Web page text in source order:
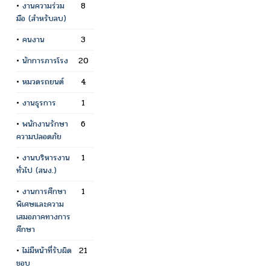
• งานความร่วม
มือ (สำหรับลบ)
8
• คนงาน
3
• นักการภารโรง
20
• หมวดรถยนต์
4
• งานธุรการ
1
• พนักงานรักษา
ความปลอดภัย
6
• งานบริหารงาน
ทั่วไป (สนง.)
1
• งานการศึกษา
พิเศษและความ
เสมอภาคทางการ
ศึกษา
1
•ไม่มีหน้าที่รับผิด
ชอบ
21